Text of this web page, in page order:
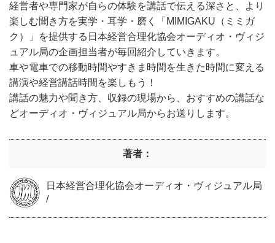
経営者や専門家が自らの体験を講話で伝える深さと、より
楽しむ聞き方を実学・耳学・磨く「MIMIGAKU（ミミガ
ク）」を提供する日本経営合理化協会オーディオ・ヴィジ
ュアル局の企画担当者が毎回紹介していきます。
車や電車での移動時間やすきま時間を生きた時間に変える
講演や経営講話時間を楽しもう！
講話の魅力や聞き方、収録の現場から、おすすめの講話な
どオーディオ・ヴィジュアル局からお送りします。
著者：
日本経営合理化協会オーディオ・ヴィジュアル局
/